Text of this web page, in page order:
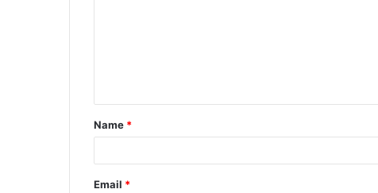
t
*
Name *
Email *